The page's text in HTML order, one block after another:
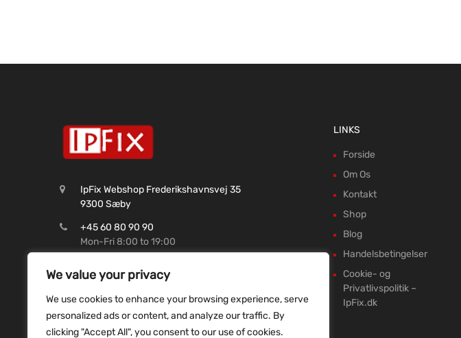
We value your privacy
We use cookies to enhance your browsing experience, serve
personalized ads or content, and analyze our traffic. By
clicking "Accept All", you consent to our use of cookies.
IpFix Webshop Frederikshavnsvej 35
9300 Sæby
+45 60 80 90 90
Mon-Fri 8:00 to 19:00
Reg. 9070 Konto. 9831493507
LINKS
Forside
Om Os
Kontakt
Shop
Blog
Handelsbetingelser
Cookie- og
Privatlivspolitik –
IpFix.dk